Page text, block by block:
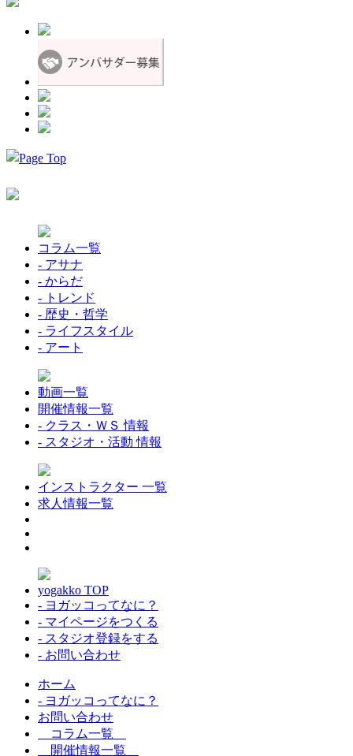
コラム一覧
- アサナ
- からだ
- トレンド
- 歴史・哲学
- ライフスタイル
- アート
動画一覧
開催情報一覧
- クラス・ＷＳ 情報
- スタジオ・活動 情報
インストラクター 一覧
求人情報一覧
yogakko TOP
- ヨガッコってなに？
- マイページをつくる
- スタジオ登録をする
- お問い合わせ
ホーム
- ヨガッコってなに？
お問い合わせ
コラム一覧
開催情報一覧